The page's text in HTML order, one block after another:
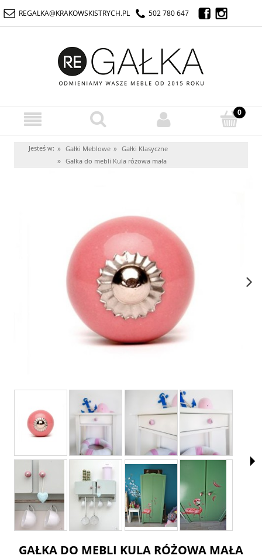
REGALKA@KRAKOWSKISTRYCH.PL 502 780 647
Jesteś w: » Gałki Meblowe » Gałki Klasyczne
» Gałka do mebli Kula różowa mała
GAŁKA DO MEBLI KULA RÓŻOWA MAŁA